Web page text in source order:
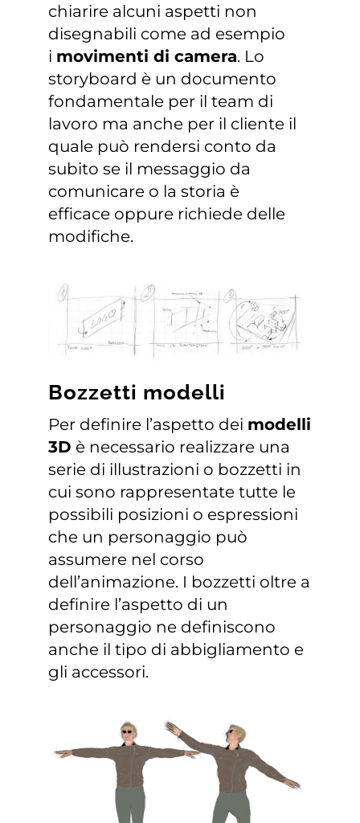
chiarire alcuni aspetti non
disegnabili come ad esempio
i movimenti di camera. Lo
storyboard è un documento
fondamentale per il team di
lavoro ma anche per il cliente il
quale può rendersi conto da
subito se il messaggio da
comunicare o la storia è
efficace oppure richiede delle
modifiche.
Bozzetti modelli
Per definire l’aspetto dei modelli
3D è necessario realizzare una
serie di illustrazioni o bozzetti in
cui sono rappresentate tutte le
possibili posizioni o espressioni
che un personaggio può
assumere nel corso
dell’animazione. I bozzetti oltre a
definire l’aspetto di un
personaggio ne definiscono
anche il tipo di abbigliamento e
gli accessori.